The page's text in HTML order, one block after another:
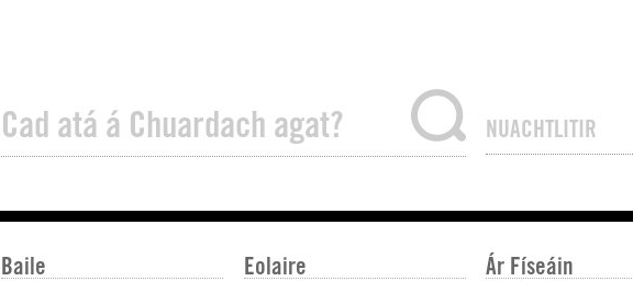
NUACHTLITIR
Baile
Eolaire
Ár Físeáin